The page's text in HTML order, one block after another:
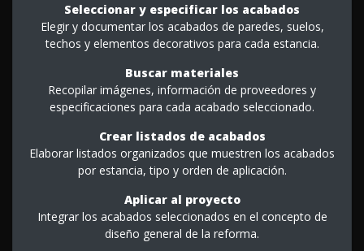
Seleccionar y especificar los acabados
Elegir y documentar los acabados de paredes, suelos,
techos y elementos decorativos para cada estancia.
Buscar materiales
Recopilar imágenes, información de proveedores y
especificaciones para cada acabado seleccionado.
Crear listados de acabados
Elaborar listados organizados que muestren los acabados
por estancia, tipo y orden de aplicación.
Aplicar al proyecto
Integrar los acabados seleccionados en el concepto de
diseño general de la reforma.